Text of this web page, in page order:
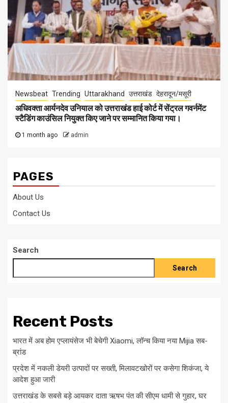
Newsbeat Trending Uttarakhand उत्तराखंड देहरादून/मसूरी
अधिवक्ता आर्यनदेव उनियाल को उत्तराखंड हाई कोर्ट में सेंट्रल गवर्नमेंट
स्टैडिंग काउंसिल नियुक्त किए जाने पर सम्मानित किया गया।
1 month ago admin
PAGES
About Us
Contact Us
Search
Search
Recent Posts
भारत में अब होम एप्लायंसेज भी बेचेगी Xiaomi, लॉन्च किया नया Mijia सब-
ब्रांड
प्रदेश में नकली डेयरी उत्पादों पर सख्ती, मिलावटखोरों पर कसेगा शिकंजा, ये
आदेश हुआ जारी
उत्तराखंड के सबसे बड़े आयकर दाता ऋषभ पंत की सीएम धामी से गुहार, घर